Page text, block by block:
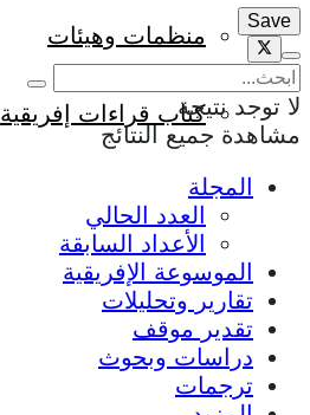
منظمات وهيئات
كتاب قراءات إفريقيةلا توجد نتيجة
مشاهدة جميع النتائج
المجلة
العدد الحالي
الأعداد السابقة
الموسوعة الإفريقية
تقارير وتحليلات
تقدير موقف
دراسات وبحوث
ترجمات